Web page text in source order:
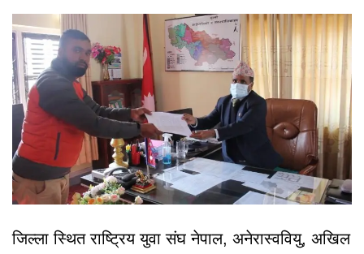
जिल्ला स्थित राष्ट्रिय युवा संघ नेपाल, अनेरास्ववियु, अखिल